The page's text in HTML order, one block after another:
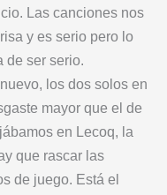
Las canciones nos
y es serio pero lo
de ser serio.
los dos solos en
mayor que el de
en Lecoq, la
que rascar las
de juego. Está el